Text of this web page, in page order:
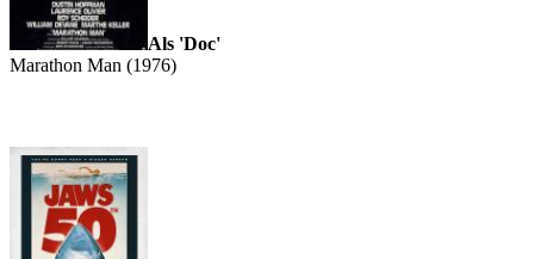
Als 'Doc'
Marathon Man (1976)